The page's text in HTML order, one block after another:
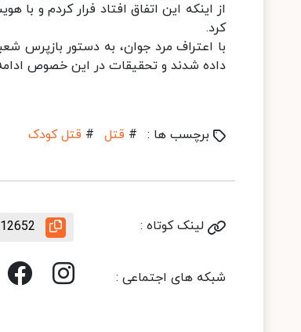
از اینکه این اتفاق افتاد فرار کردم و
کرد.
با اعتراف مرد جوان، به دستور بازپرس
داده شدند و تحقیقات در این خصوص
برچسب ها : # قتل # قتل کودک
لینک کوتاه :
شبکه های اجتماعی :